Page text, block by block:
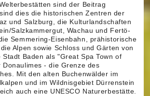
sind der Beitrag
dies die historischen Zentren der
und Salzburg, die Kulturlandschaften
Salzkammergut, Wachau und Fertö-
Semmering-Eisenbahn, prähistorische
Alpen sowie Schloss und Gärten von
Stadt Baden als "Great Spa Town of
Donaulimes - die Grenze des
Mit den alten Buchenwälder im
und im Wildnisgebiet Dürrenstein
auch eine UNESCO Naturerbestätte.